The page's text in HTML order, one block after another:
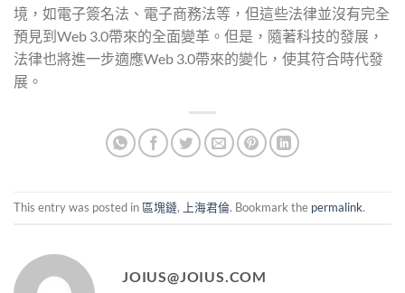
境，如電子簽名法、電子商務法等，但這些法律並沒有完全
預見到Web 3.0帶來的全面變革。但是，隨著科技的發展，
法律也將進一步適應Web 3.0帶來的變化，使其符合時代發
展。
This entry was posted in區塊鏈, 上海君倫. Bookmark the permalink.
JOIUS@JOIUS.COM